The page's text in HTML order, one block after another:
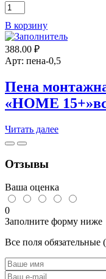
Количество
товара
Пена
монтажная
Огнестойкая,
750
Sila
PRO
В корзину
388.00 ₽
Арт: пена-0,5
Пена
«HOME
Читать далее
Отзывы
Ваша оценка
0
Заполните форму ниже
Все поля обязательные